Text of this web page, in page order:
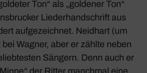
Ton“ als „goldener Ton“
Lieder­hand­schrift aus
aufge­zeichnet. Neid­hart (um
bei Wagner, aber er zählte neben
Sängern. Denn auch er
der Ritter manchmal eine